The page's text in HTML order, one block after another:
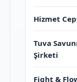
Hizmet
Tuva
Şirketi
Fight &